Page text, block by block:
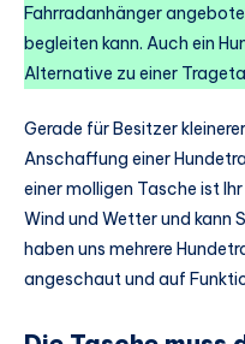
Fahrradanhänger
begleiten kann. Auch ein
Alternative zu einer
Gerade für Besitzer
Anschaffung einer
einer molligen Tasche ist Ihr
Wind und Wetter und kann
haben uns mehrere
angeschaut und auf